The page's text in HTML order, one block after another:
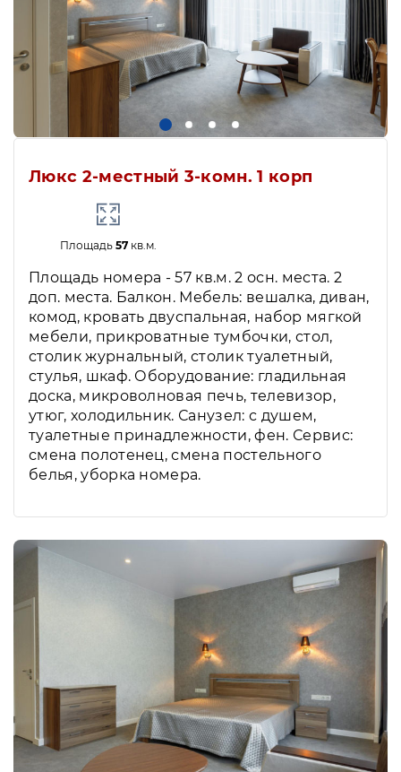
Люкс 2-местный 3-комн. 1 корп
Площадь 57кв.м.
Площадь номера - 57 кв.м. 2 осн. места. 2
доп. места. Балкон. Мебель: вешалка, диван,
комод, кровать двуспальная, набор мягкой
мебели, прикроватные тумбочки, стол,
столик журнальный, столик туалетный,
стулья, шкаф. Оборудование: гладильная
доска, микроволновая печь, телевизор,
утюг, холодильник. Санузел: с душем,
туалетные принадлежности, фен. Сервис:
смена полотенец, смена постельного
белья, уборка номера.